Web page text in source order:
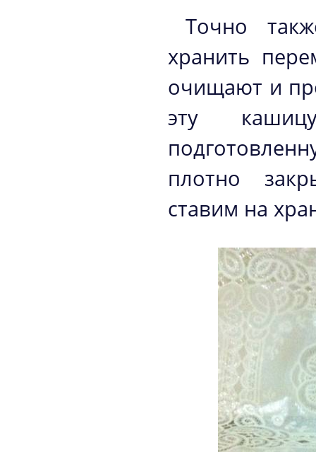
Точно
хранить
очищают и
эту
плотно
ставим на